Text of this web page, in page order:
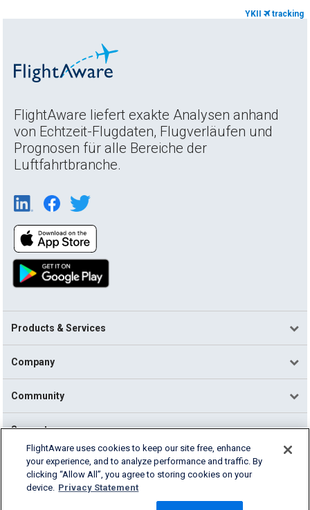
YKII tracking
FlightAware liefert exakte Analysen anhand
von Echtzeit-Flugdaten, Flugverläufen und
Prognosen für alle Bereiche der
Luftfahrtbranche.
Products & Services
Company
Community
Support
English (USA)
2026 FlightAware
Cookie Settings
FlightAware uses cookies to keep our site free, enhance
your experience, and to analyze performance and traffic. By
clicking “Allow All”, you agree to storing cookies on your
device. Privacy Statement